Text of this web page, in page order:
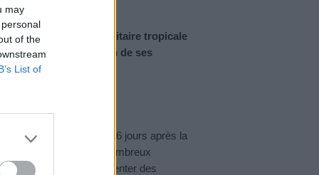
may
of the
List of
est une maladie parasitaire tropicale
La fièvre est-elle l’un de ses
déclarent entre 7 à 16 jours après la
infecté par l’un des nombreux
la malaria va présenter des